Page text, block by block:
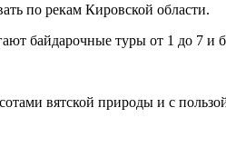
по рекам Кировской области.
байдарочные туры от 1 до 7 и
вятской природы и с